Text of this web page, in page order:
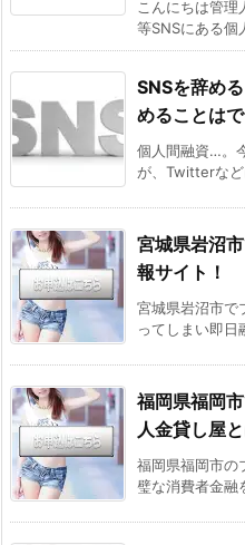
こんにちは管
等SNSにある個
SNSを辞め
めることはで
個人間融資…。
が、Twitterな
宮城県岩沼
報サイト！
宮城県岩沼市で
ってしまい即日
福岡県福岡
人金貸し屋
福岡県福岡市の
璧な消費者金融